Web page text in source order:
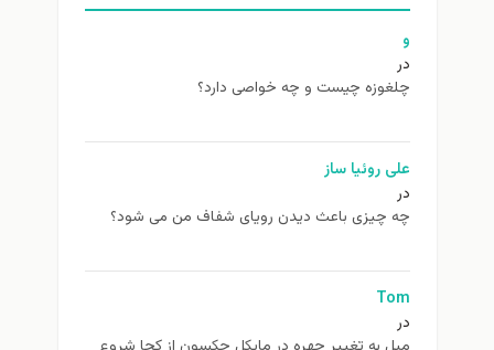
و
در
چلغوزه چیست و چه خواصی دارد؟
علی روئیا ساز
در
چه چیزی باعث دیدن رویای شفاف من می شود؟
Tom
در